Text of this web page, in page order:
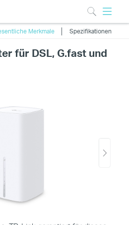
Merkmale Spezifikationen
für DSL, G.fast und